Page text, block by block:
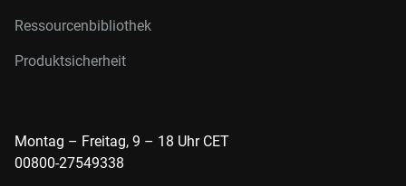
Ressourcenbibliothek
Produktsicherheit
Montag – Freitag, 9 – 18 Uhr CET
00800-27549338